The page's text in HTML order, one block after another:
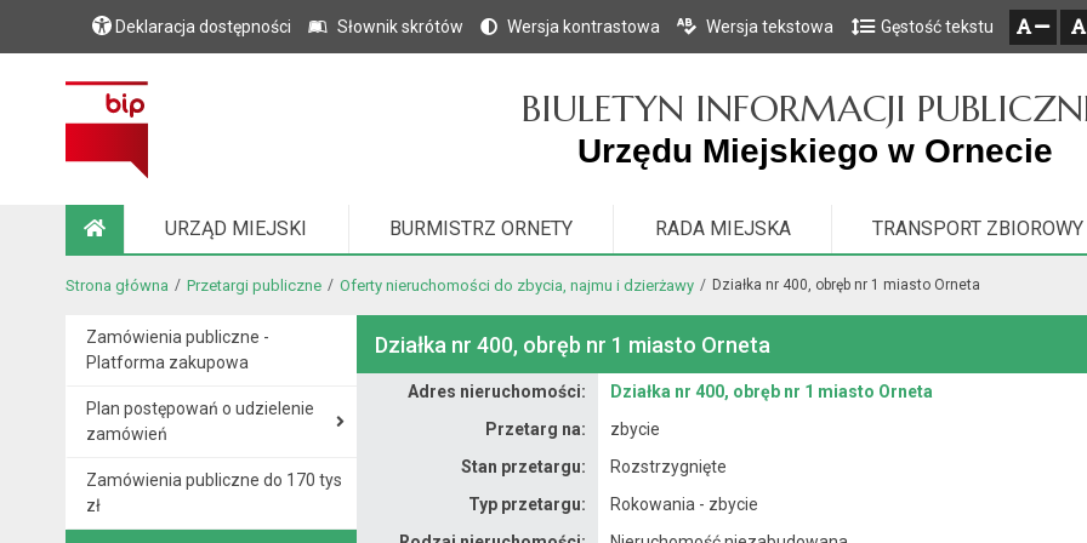
Przejdź do głównego menu
Przejdź do treści
Przejdź do mapy serwisu
Deklaracja dostępności Słownik skrótów Wersja kontrastowa Wersja tekstowa Gęstość tekstu
BIULETYN INFORMACJI
Urzędu Miejskiego w Ornecie
URZĄD MIEJSKI BURMISTRZ ORNETY RADA MIEJSKA TRANSPORT ZBIOROWY
Strona główna Przetargi publiczne Oferty nieruchomości do zbycia, najmu i dzierżawy Działka nr 400, obręb nr 1 miasto Orneta
Zamówienia publiczne -
Platforma zakupowa
Plan postępowań o udzielenie
zamówień
Zamówienia publiczne do 170 tys
zł
Działka nr 400, obręb nr 1 miasto Orneta
Adres nieruchomości:
Działka nr 400, obręb nr 1 miasto Orneta
Przetarg na:
zbycie
Stan przetargu:
Rozstrzygnięte
Typ przetargu:
Rokowania - zbycie